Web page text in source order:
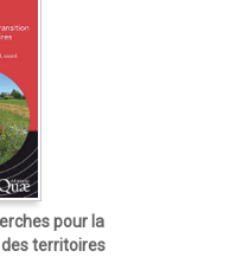
pour la
territoires